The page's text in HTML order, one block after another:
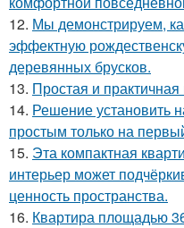
12. Мы демонстрируем,
эффектную
деревянных брусков.
13. Простая и
14. Решение установить
простым только на
15. Эта компактная
интерьер может
ценность пространства.
16. Квартира площадью